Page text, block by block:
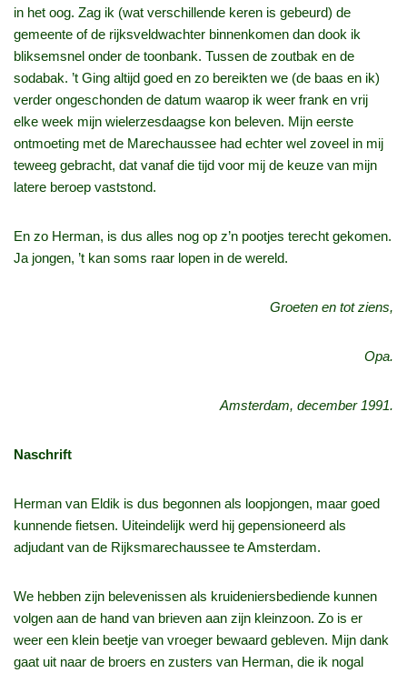
in het oog. Zag ik (wat verschillende keren is gebeurd) de
gemeente of de rijksveldwachter binnenkomen dan dook ik
bliksemsnel onder de toonbank. Tussen de zoutbak en de
sodabak. ’t Ging altijd goed en zo bereikten we (de baas en ik)
verder ongeschonden de datum waarop ik weer frank en vrij
elke week mijn wielerzesdaagse kon beleven. Mijn eerste
ontmoeting met de Marechaussee had echter wel zoveel in mij
teweeg gebracht, dat vanaf die tijd voor mij de keuze van mijn
latere beroep vaststond.
En zo Herman, is dus alles nog op z’n pootjes terecht gekomen.
Ja jongen, ’t kan soms raar lopen in de wereld.
Groeten en tot ziens,
Opa.
Amsterdam, december 1991.
Naschrift
Herman van Eldik is dus begonnen als loopjongen, maar goed
kunnende fietsen. Uiteindelijk werd hij gepensioneerd als
adjudant van de Rijksmarechaussee te Amsterdam.
We hebben zijn belevenissen als kruideniersbediende kunnen
volgen aan de hand van brieven aan zijn kleinzoon. Zo is er
weer een klein beetje van vroeger bewaard gebleven. Mijn dank
gaat uit naar de broers en zusters van Herman, die ik nogal